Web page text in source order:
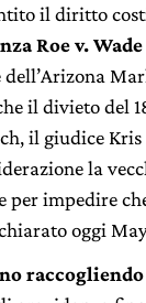
il diritto
Roe v.
il divieto del
il giudice Kris
la
impedire
oggi